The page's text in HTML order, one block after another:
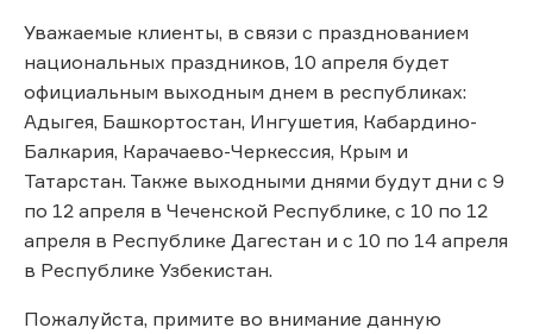
Уважаемые клиенты, в связи с празднованием
национальных праздников, 10 апреля будет
официальным выходным днем в республиках:
Адыгея, Башкортостан, Ингушетия, Кабардино-
Балкария, Карачаево-Черкессия, Крым и
Татарстан. Также выходными днями будут дни с 9
по 12 апреля в Чеченской Республике, с 10 по 12
апреля в Республике Дагестан и с 10 по 14 апреля
в Республике Узбекистан.
Пожалуйста, примите во внимание данную